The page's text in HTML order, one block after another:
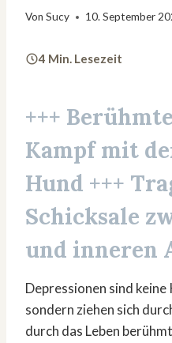
Von Sucy 10. September
4 Min. Lesezeit
+++
Kampf mit
Hund +++
Schicksale
und inneren
Depressionen sind
sondern ziehen sich
durch das Leben